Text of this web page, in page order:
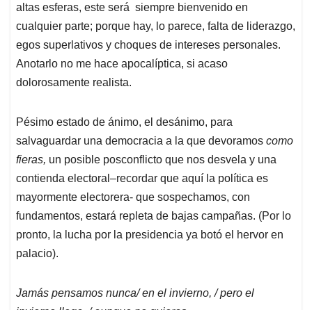
altas esferas, este será siempre bienvenido en
cualquier parte; porque hay, lo parece, falta de liderazgo,
egos superlativos y choques de intereses personales.
Anotarlo no me hace apocalíptica, si acaso
dolorosamente realista.
Pésimo estado de ánimo, el desánimo, para
salvaguardar una democracia a la que devoramos como
fieras, un posible posconflicto que nos desvela y una
contienda electoral–recordar que aquí la política es
mayormente electorera- que sospechamos, con
fundamentos, estará repleta de bajas campañas. (Por lo
pronto, la lucha por la presidencia ya botó el hervor en
palacio).
Jamás pensamos nunca/ en el invierno, / pero el